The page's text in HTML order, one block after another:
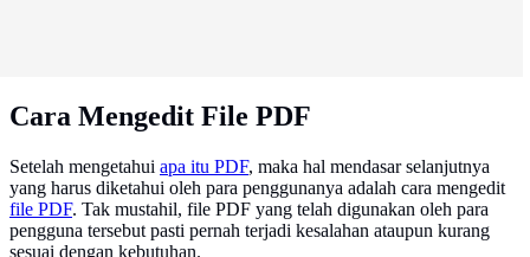
Cara Mengedit File PDF
Setelah mengetahui apa itu PDF, maka hal mendasar selanjutnya
yang harus diketahui oleh para penggunanya adalah cara mengedit
file PDF. Tak mustahil, file PDF yang telah digunakan oleh para
pengguna tersebut pasti pernah terjadi kesalahan ataupun kurang
sesuai dengan kebutuhan.